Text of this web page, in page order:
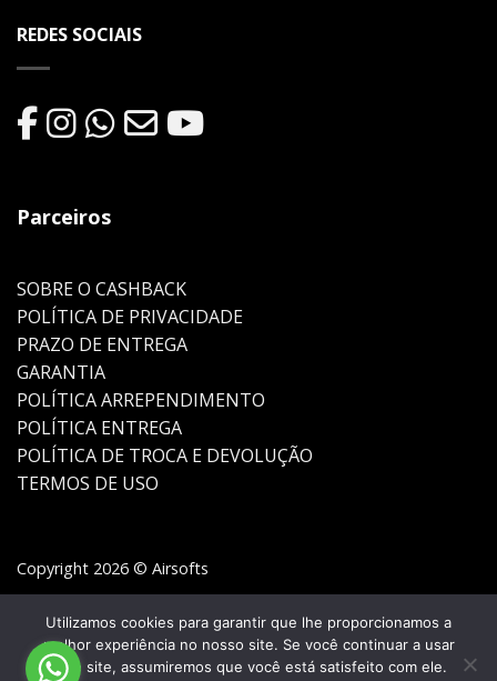
REDES SOCIAIS
Parceiros
SOBRE O CASHBACK
POLÍTICA DE PRIVACIDADE
PRAZO DE ENTREGA
GARANTIA
POLÍTICA ARREPENDIMENTO
POLÍTICA ENTREGA
POLÍTICA DE TROCA E DEVOLUÇÃO
TERMOS DE USO
Copyright 2026 © Airsofts
Utilizamos cookies para garantir que lhe proporcionamos a
melhor experiência no nosso site. Se você continuar a usar
este site, assumiremos que você está satisfeito com ele.